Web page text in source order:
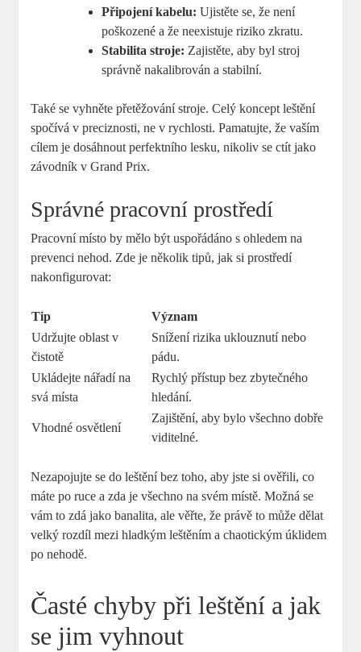
Připojení kabelu: Ujistěte se, že není
poškozené a že neexistuje riziko zkratu.
Stabilita stroje: Zajistěte, aby byl stroj
správně nakalibrován a stabilní.
Také se vyhněte přetěžování stroje. Celý koncept leštění
spočívá v preciznosti, ne v rychlosti. Pamatujte, že vaším
cílem je dosáhnout perfektního lesku, nikoliv se ctít jako
závodník v Grand Prix.
Správné pracovní prostředí
Pracovní místo by mělo být uspořádáno s ohledem na
prevenci nehod. Zde je několik tipů, jak si prostředí
nakonfigurovat:
Tip
Význam
Udržujte oblast v
čistotě
Snížení rizika uklouznutí nebo
pádu.
Ukládejte nářadí na
svá místa
Rychlý přístup bez zbytečného
hledání.
Vhodné osvětlení
Zajištění, aby bylo všechno dobře
viditelné.
Nezapojujte se do leštění bez toho, aby jste si ověřili, co
máte po ruce a zda je všechno na svém místě. Možná se
vám to zdá jako banalita, ale věřte, že právě to může dělat
velký rozdíl mezi hladkým leštěním a chaotickým úklidem
po nehodě.
Časté chyby při leštění a jak
se jim vyhnout